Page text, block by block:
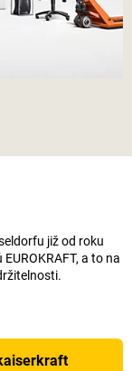
již od roku
a to na